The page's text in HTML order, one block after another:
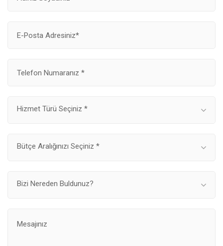
Hizmet Türü Seçiniz *
Bütçe Aralığınızı Seçiniz *
Bizi Nereden Buldunuz?